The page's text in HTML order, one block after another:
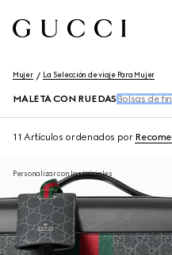
Mujer La Selección de viaje Para Mujer
MALETA CON RUEDAS Bolsas de
11 Artículos ordenados por
Personalizar con las iniciales